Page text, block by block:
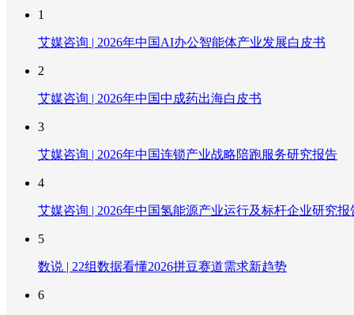
1
艾媒咨询 | 2026年中国AI办公智能体产业发展白皮书
2
艾媒咨询 | 2026年中国中成药出海白皮书
3
艾媒咨询 | 2026年中国连锁产业战略陪跑服务研究报告
4
艾媒咨询 | 2026年中国氢能源产业运行及标杆企业研究报
5
数说 | 22组数据看懂2026拼豆赛道需求新趋势
6